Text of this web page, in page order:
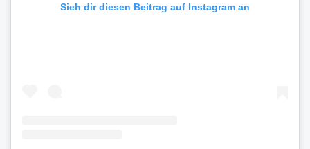
Sieh dir diesen Beitrag auf Instagram an